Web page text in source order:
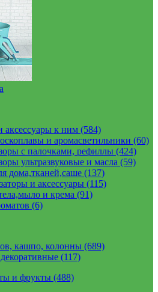
аксессуары к ним (584)
и аромасветильники (60)
с палочками, рефиллы (424)
ультразвуковые и масла (59)
дома,тканей,саше (137)
и аксессуары (115)
и крема (91)
(6)
кашпо, колонны (689)
(117)
и фрукты (488)